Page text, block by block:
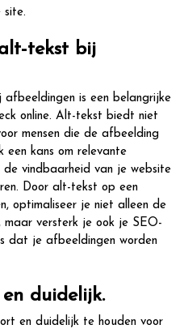
site.
tekst bij
is een belangrijke
online. Alt-tekst biedt niet
mensen die de afbeelding
een kans om relevante
vindbaarheid van je website
Door alt-tekst op een
optimaliseer je niet alleen de
maar versterk je ook je SEO-
dat je afbeeldingen worden
duidelijk.
en duidelijk te houden voor